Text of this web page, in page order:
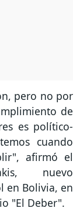
pero no por
de
es político-
cuando
afirmó el
nuevo
en Bolivia, en
"El Deber".